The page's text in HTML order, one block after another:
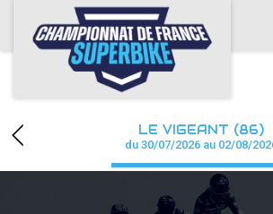
ACCUEIL
CHAMPIONNAT
CALENDRIERLE VIGEANT (86)
du 30/07/2026 au 02/08/